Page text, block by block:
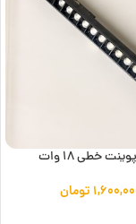
خطی 18 وات
تومان